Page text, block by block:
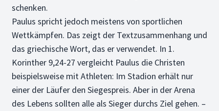
schenken.
Paulus spricht jedoch meistens von sportlichen
Wettkämpfen. Das zeigt der Textzusammenhang und
das griechische Wort, das er verwendet. In 1.
Korinther 9,24-27 vergleicht Paulus die Christen
beispielsweise mit Athleten: Im Stadion erhält nur
einer der Läufer den Siegespreis. Aber in der Arena
des Lebens sollten alle als Sieger durchs Ziel gehen. –